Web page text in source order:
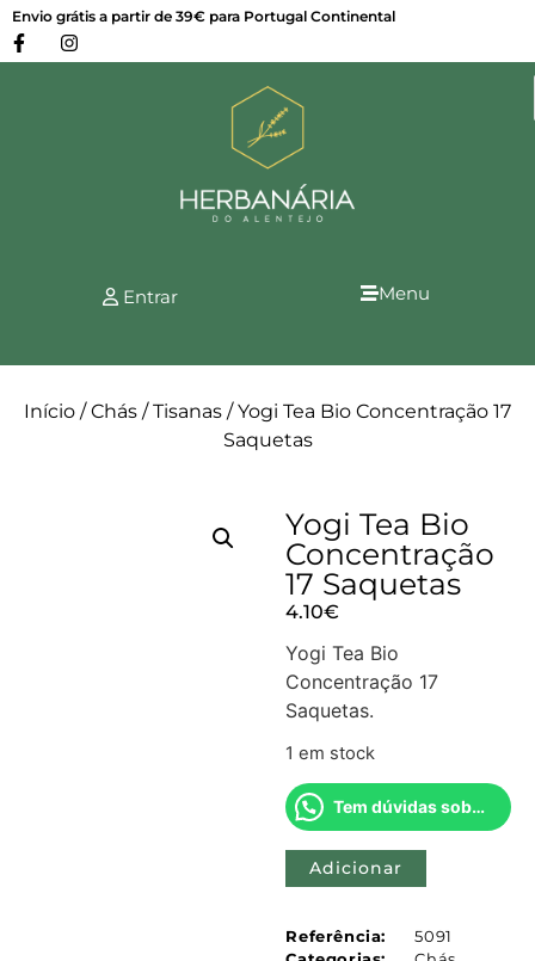
Envio grátis a partir de 39€ para Portugal Continental
Entrar Menu
Início /Chás /Tisanas / Yogi Tea Bio Concentração 17
Saquetas
Yogi Tea Bio
Concentração
17 Saquetas
4.10€
Yogi Tea Bio
Concentração 17
Saquetas.
1 em stock
Tem dúvidas sobre este produto?
Adicionar
Referência:
5091